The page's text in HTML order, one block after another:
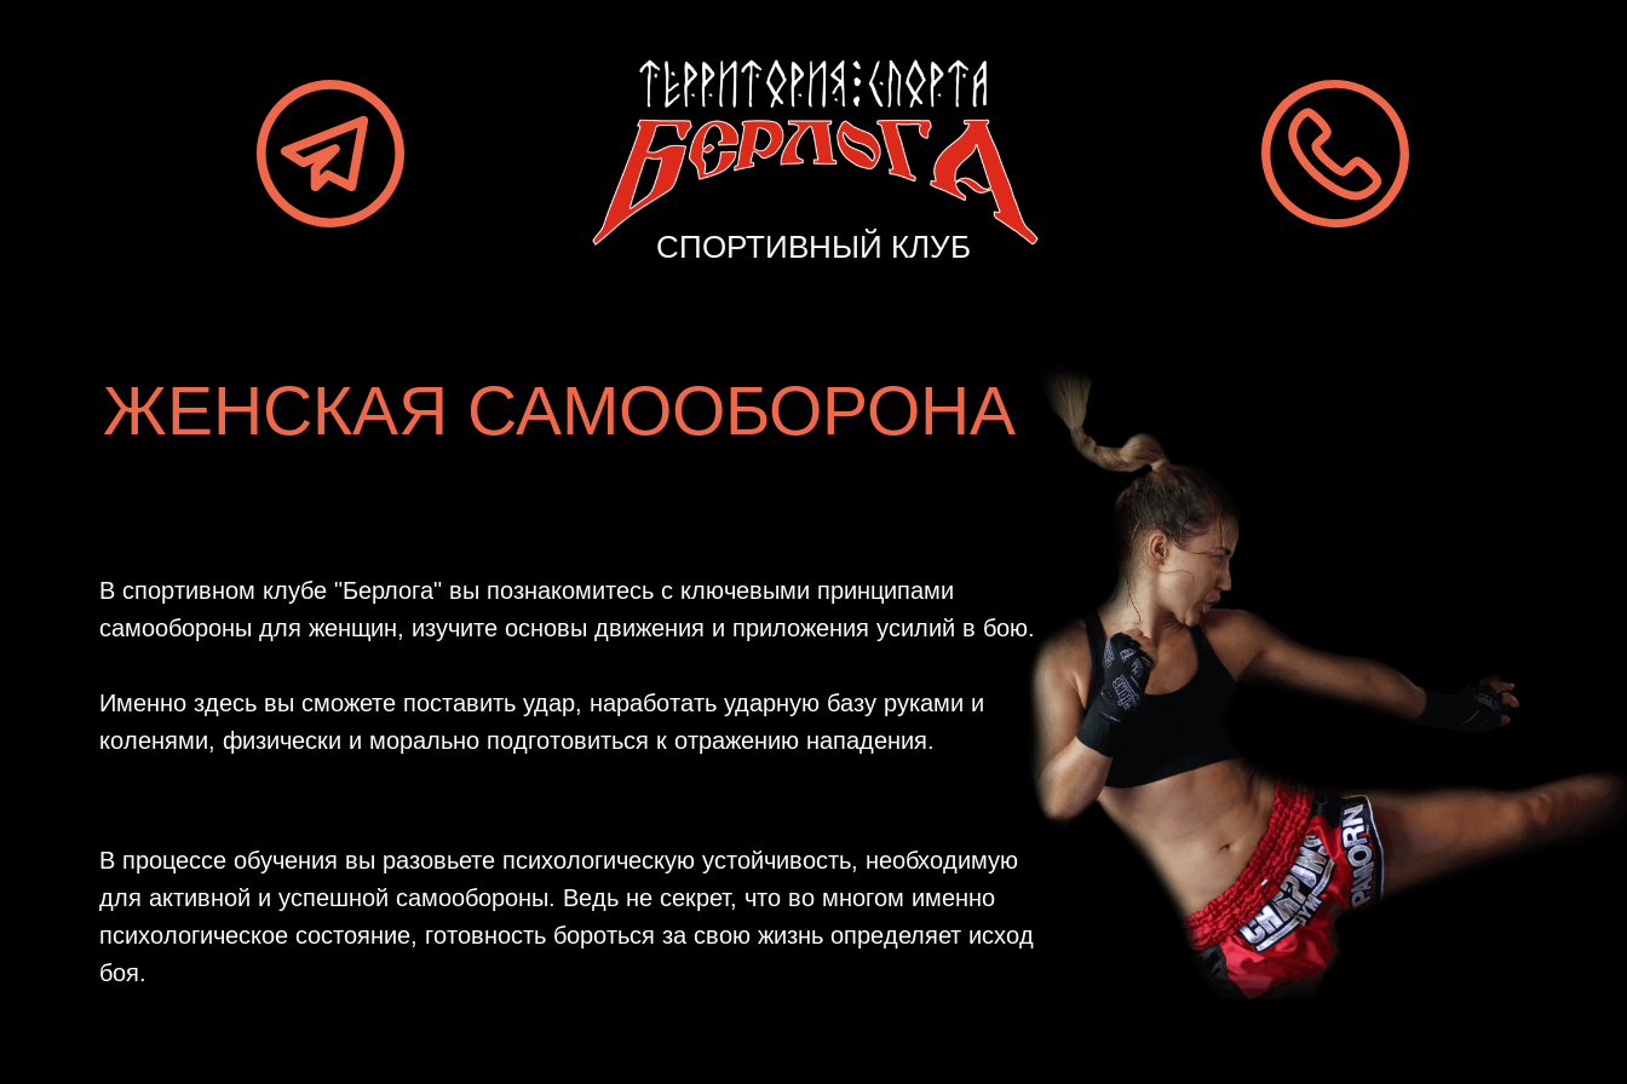
В спортивном клубе "Берлога" вы познакомитесь с ключевыми принципами
самообороны для женщин, изучите основы движения и приложения усилий в бою.
Именно здесь вы сможете поставить удар, наработать ударную базу руками и
коленями, физически и морально подготовиться к отражению нападения.
ЖЕНСКАЯ САМООБОРОНА
В процессе обучения вы разовьете психологическую устойчивость, необходимую
для активной и успешной самообороны. Ведь не секрет, что во многом именно
психологическое состояние, готовность бороться за свою жизнь определяет исход
боя.
СПОРТИВНЫЙ КЛУБ